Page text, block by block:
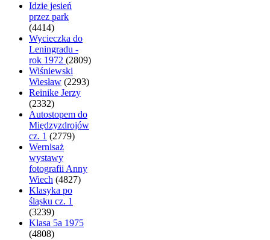
Idzie jesień
przez park
(4414)
Wycieczka do
Leningradu -
rok 1972 (2809)
Wiśniewski
Wiesław (2293)
Reinike Jerzy
(2332)
Autostopem do
Międzyzdrojów
cz. 1 (2779)
Wernisaż
wystawy
fotografii Anny
Wiech (4827)
Klasyka po
śląsku cz. 1
(3239)
Klasa 5a 1975
(4808)